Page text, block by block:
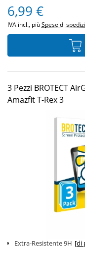
6,99 €
IVA incl., piùSpese di
3 Pezzi BROTECT
Amazfit T-Rex 3
Extra-Resistente 9H [di